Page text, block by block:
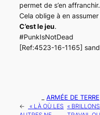
permet de s’en
Cela oblige à en
C’est le jeu.
#PunkIsNotDead
[Ref:4523-16-1165]
ARMÉE DE TERRE
←
« LÀ OÙ LES «